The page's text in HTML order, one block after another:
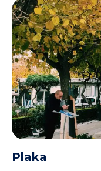
zal ik je meer
Tempel van Zeus,
waarom het zo
belangrijke en
Plaka